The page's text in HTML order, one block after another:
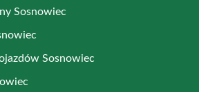
Sosnowiec
Sosnowiec